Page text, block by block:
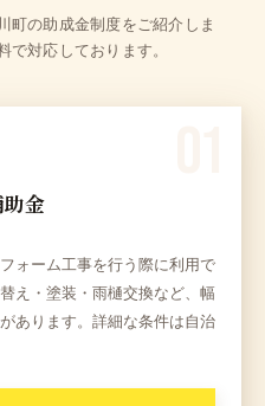
町の助成金制度をご紹介しま
で対応しております。
金
ォーム工事を行う際に利用で
え・塗装・雨樋交換など、幅
あります。詳細な条件は自治